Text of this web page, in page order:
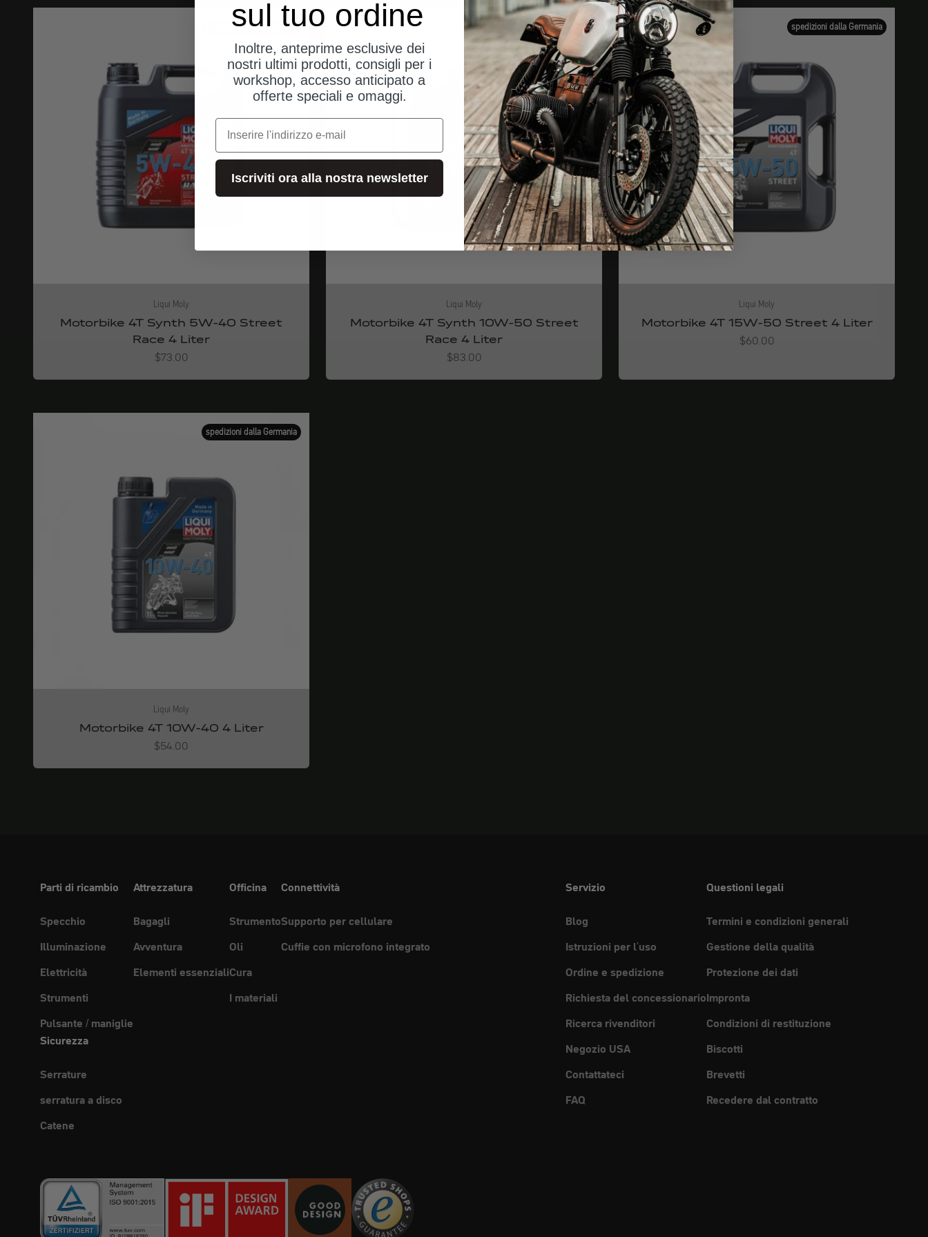
spedizioni dalla Germania
Liqui Moly
Motorbike 4T Synth 5W-40 Street
Race 4 Liter
Angebot
$73.00
spedizioni dalla Germania
Liqui Moly
Motorbike 4T Synth 10W-50 Street
Race 4 Liter
Angebot
$83.00
spedizioni dalla Germania
Liqui Moly
Motorbike 4T 15W-50 Street 4 Liter
Angebot
$60.00
spedizioni dalla Germania
Liqui Moly
Motorbike 4T 10W-40 4 Liter
Angebot
$54.00
Parti di ricambio
Specchio
Illuminazione
Elettricità
Strumenti
Pulsante / maniglie
Attrezzatura
Bagagli
Avventura
Elementi essenziali
Officina
Strumento
Oli
Cura
I materiali
Connettività
Supporto per cellulare
Cuffie con microfono integrato
Sicurezza
Serrature
serratura a disco
Catene
Servizio
Blog
Istruzioni per l'uso
Ordine e spedizione
Richiesta del concessionario
Ricerca rivenditori
Negozio USA
Contattateci
FAQ
Questioni legali
Termini e condizioni generali
Gestione della qualità
Protezione dei dati
Impronta
Condizioni di restituzione
Biscotti
Brevetti
Recedere dal contratto
sul tuo ordine
Inoltre, anteprime esclusive dei
nostri ultimi prodotti, consigli per i
workshop, accesso anticipato a
offerte speciali e omaggi.
e-mail
Iscriviti ora alla nostra newsletter